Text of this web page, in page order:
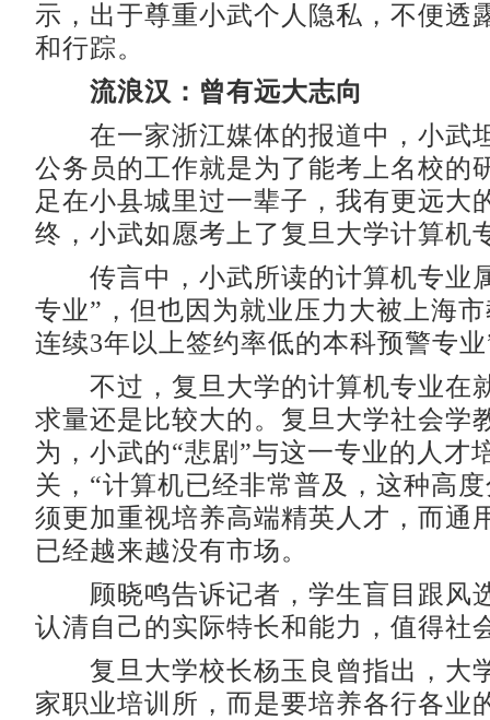
示，出于尊重小武个人隐私，不便透
和行踪。
流浪汉：曾有远大志向
在一家浙江媒体的报道中，小武
公务员的工作就是为了能考上名校的
足在小县城里过一辈子，我有更远大
终，小武如愿考上了复旦大学计算机
传言中，小武所读的计算机专业
专业”，但也因为就业压力大被上海
连续3年以上签约率低的本科预警专
不过，复旦大学的计算机专业在
求量还是比较大的。复旦大学社会学
为，小武的“悲剧”与这一专业的人才
关，“计算机已经非常普及，这种高
须更加重视培养高端精英人才，而通
已经越来越没有市场。
顾晓鸣告诉记者，学生盲目跟风
认清自己的实际特长和能力，值得社
复旦大学校长杨玉良曾指出，大
家职业培训所，而是要培养各行各业